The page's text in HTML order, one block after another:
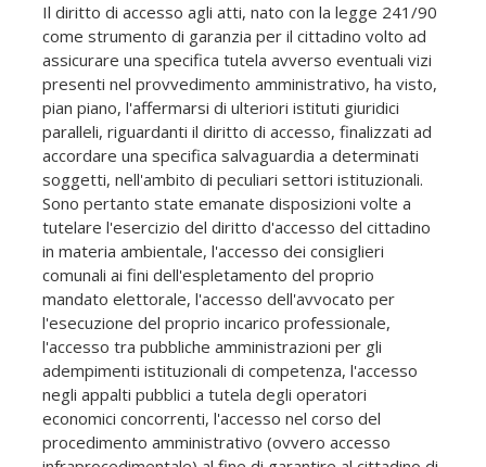
Il diritto di accesso agli atti, nato con la legge 241/90
come strumento di garanzia per il cittadino volto ad
assicurare una specifica tutela avverso eventuali vizi
presenti nel provvedimento amministrativo, ha visto,
pian piano, l'affermarsi di ulteriori istituti giuridici
paralleli, riguardanti il diritto di accesso, finalizzati ad
accordare una specifica salvaguardia a determinati
soggetti, nell'ambito di peculiari settori istituzionali.
Sono pertanto state emanate disposizioni volte a
tutelare l'esercizio del diritto d'accesso del cittadino
in materia ambientale, l'accesso dei consiglieri
comunali ai fini dell'espletamento del proprio
mandato elettorale, l'accesso dell'avvocato per
l'esecuzione del proprio incarico professionale,
l'accesso tra pubbliche amministrazioni per gli
adempimenti istituzionali di competenza, l'accesso
negli appalti pubblici a tutela degli operatori
economici concorrenti, l'accesso nel corso del
procedimento amministrativo (ovvero accesso